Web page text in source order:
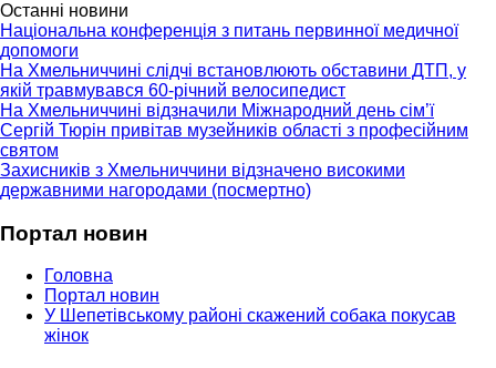
Останні новини
Національна конференція з питань первинної медичної
допомоги
На Хмельниччині слідчі встановлюють обставини ДТП, у
якій травмувався 60-річний велосипедист
На Хмельниччині відзначили Міжнародний день сім’ї
Сергій Тюрін привітав музейників області з професійним
святом
Захисників з Хмельниччини відзначено високими
державними нагородами (посмертно)
Портал новин
Головна
Портал новин
У Шепетівському районі скажений собака покусав
жінок